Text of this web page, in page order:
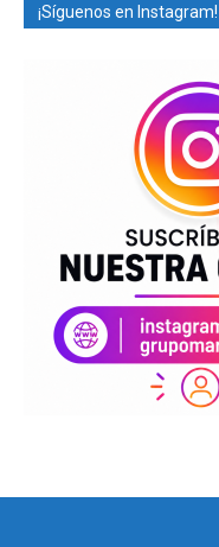
¡Síguenos en Instagram!